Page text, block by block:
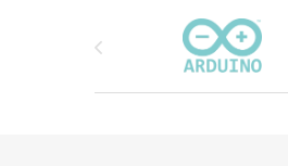
Carrusel de marcas